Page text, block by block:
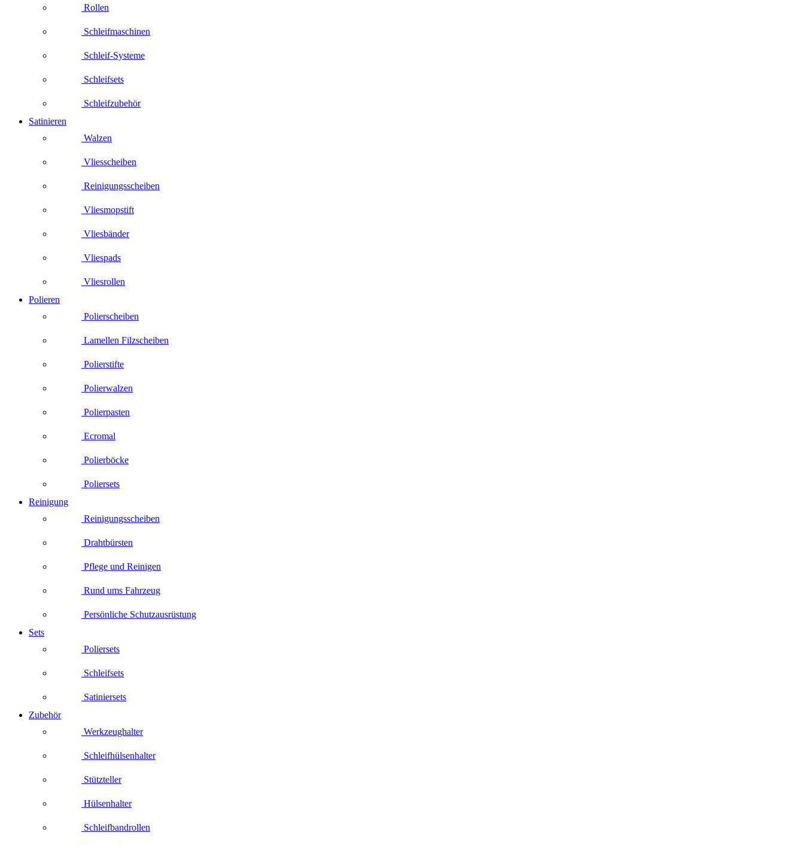
Rollen
Schleifmaschinen
Schleif-Systeme
Schleifsets
Schleifzubehör
Satinieren
Walzen
Vliesscheiben
Reinigungsscheiben
Vliesmopstift
Vliesbänder
Vliespads
Vliesrollen
Polieren
Polierscheiben
Lamellen Filzscheiben
Polierstifte
Polierwalzen
Polierpasten
Ecromal
Polierböcke
Poliersets
Reinigung
Reinigungsscheiben
Drahtbürsten
Pflege und Reinigen
Rund ums Fahrzeug
Persönliche Schutzausrüstung
Sets
Poliersets
Schleifsets
Satiniersets
Zubehör
Werkzeughalter
Schleifhülsenhalter
Stützteller
Hülsenhalter
Schleifbandrollen